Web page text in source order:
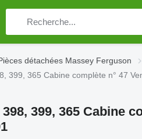
détachées Massey Ferguson
399, 365 Cabine complète n° 47
399, 365 Cabine